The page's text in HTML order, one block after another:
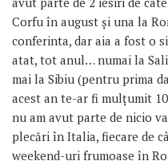
Corfu în august și una la
conferinta, dar aia a fost o
atat, tot anul… numai la
mai la Sibiu (pentru prima
acest an te-ar fi mulțumit
nu am avut parte de nicio
plecări în Italia, fiecare de
weekend-uri frumoase în